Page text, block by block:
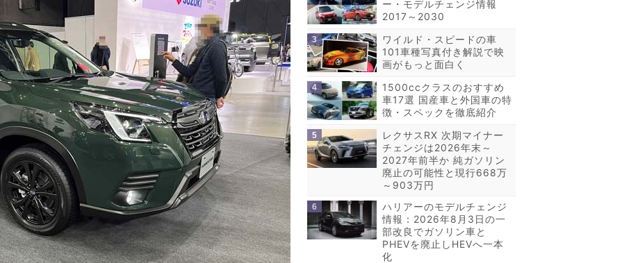
ー・モデルチェンジ情報
2017～2030
ワイルド・スピードの車
101車種写真付き解説で映
画がもっと面白く
1500ccクラスのおすすめ
車17選 国産車と外国車の特
徴・スペックを徹底紹介
レクサスRX 次期マイナー
チェンジは2026年末～
2027年前半か 純ガソリン
廃止の可能性と現行668万
～903万円
ハリアーのモデルチェンジ
情報：2026年8月3日の一
部改良でガソリン車と
PHEVを廃止しHEVへ一本
化